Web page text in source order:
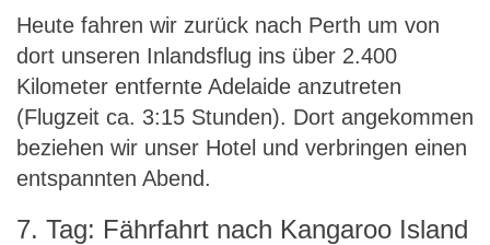
Heute fahren wir zurück nach Perth um von
dort unseren Inlandsflug ins über 2.400
Kilometer entfernte Adelaide anzutreten
(Flugzeit ca. 3:15 Stunden). Dort angekommen
beziehen wir unser Hotel und verbringen einen
entspannten Abend.
7. Tag: Fährfahrt nach Kangaroo Island